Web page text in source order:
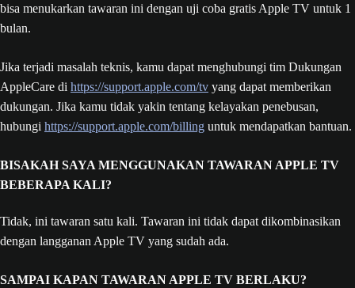
bisa menukarkan tawaran ini dengan uji coba gratis Apple TV untuk 1
bulan.
Jika terjadi masalah teknis, kamu dapat menghubungi tim Dukungan
AppleCare di https://support.apple.com/tv yang dapat memberikan
dukungan. Jika kamu tidak yakin tentang kelayakan penebusan,
hubungi https://support.apple.com/billing untuk mendapatkan bantuan.
BISAKAH SAYA MENGGUNAKAN TAWARAN APPLE TV
BEBERAPA KALI?
Tidak, ini tawaran satu kali. Tawaran ini tidak dapat dikombinasikan
dengan langganan Apple TV yang sudah ada.
SAMPAI KAPAN TAWARAN APPLE TV BERLAKU?